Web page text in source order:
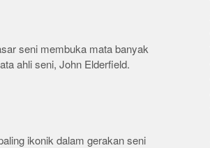
seni membuka mata banyak
ahli seni, John Elderfield.
ikonik dalam gerakan seni